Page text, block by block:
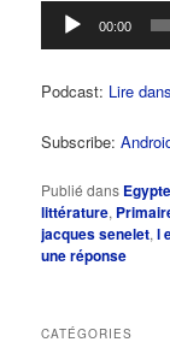
Lecteur
audio
00:00
Podcast: Lire
Subscribe:
Publié dans Egypte
littérature,
jacques senelet,l
une réponse
CATÉGORIES